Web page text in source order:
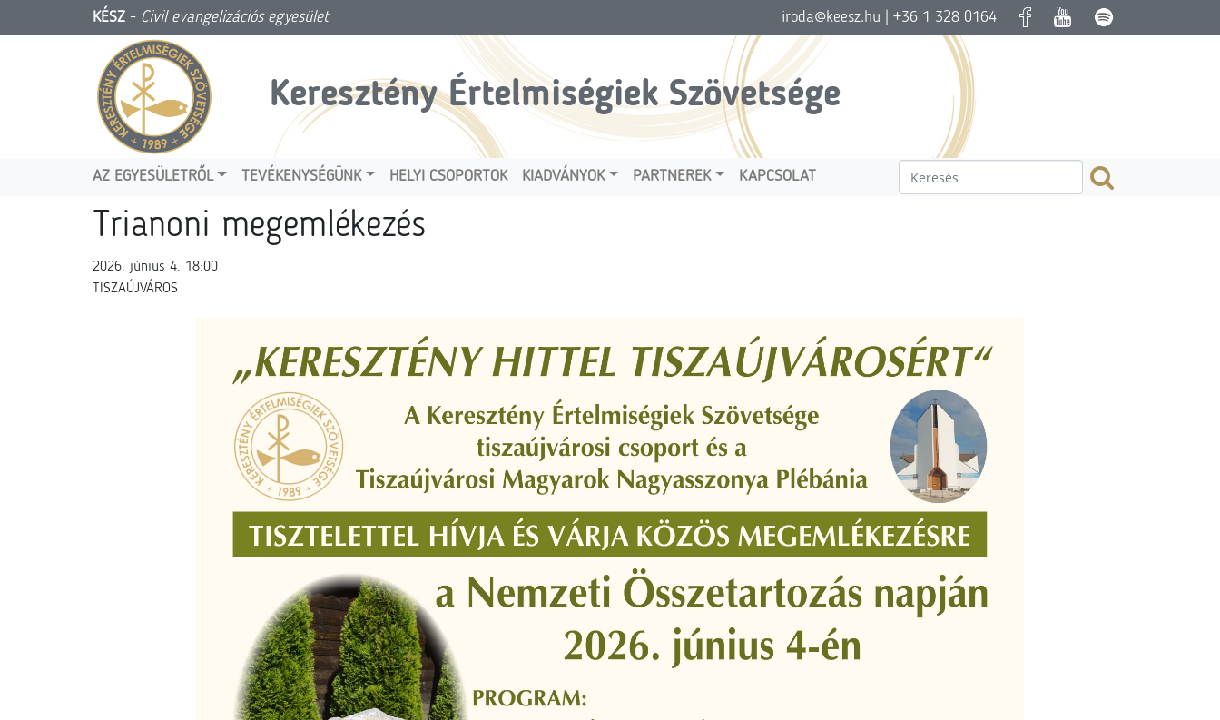
KÉSZ - Civil evangelizációs egyesület iroda@keesz.hu | +36 1 328 0164
Keresztény Értelmiségiek Szövetsége
AZ EGYESÜLETRŐL TEVÉKENYSÉGÜNK HELYI CSOPORTOK KIADVÁNYOK PARTNEREK KAPCSOLAT
Trianoni megemlékezés
2026. június 4. 18:00
TISZAÚJVÁROS